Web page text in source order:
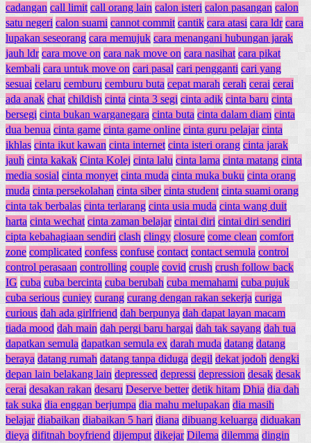
cadangan call limit call orang lain calon isteri calon pasangan calon
satu negeri calon suami cannot commit cantik cara atasi cara ldr cara
lupakan seseorang cara memujuk cara menangani hubungan jarak
jauh ldr cara move on cara nak move on cara nasihat cara pikat
kembali cara untuk move on cari pasal cari pengganti cari yang
sesuai celaru cemburu cemburu buta cepat marah cerah cerai cerai
ada anak chat childish cinta cinta 3 segi cinta adik cinta baru cinta
bersegi cinta bukan warganegara cinta buta cinta dalam diam cinta
dua benua cinta game cinta game online cinta guru pelajar cinta
ikhlas cinta ikut kawan cinta internet cinta isteri orang cinta jarak
jauh cinta kakak Cinta Kolej cinta lalu cinta lama cinta matang cinta
media sosial cinta monyet cinta muda cinta muka buku cinta orang
muda cinta persekolahan cinta siber cinta student cinta suami orang
cinta tak berbalas cinta terlarang cinta usia muda cinta wang duit
harta cinta wechat cinta zaman belajar cintai diri cintai diri sendiri
cipta kebahagiaan sendiri clash clingy closure come clean comfort
zone complicated confess confuse contact contact semula control
control perasaan controlling couple covid crush crush follow back
IG cuba cuba bercinta cuba berubah cuba memahami cuba pujuk
cuba serious cuniey curang curang dengan rakan sekerja curiga
curious dah ada girlfriend dah berpunya dah dapat layan macam
tiada mood dah main dah pergi baru hargai dah tak sayang dah tua
dapatkan semula dapatkan semula ex darah muda datang datang
beraya datang rumah datang tanpa diduga degil dekat jodoh dengki
depan lain belakang lain depressed depressi depression desak desak
cerai desakan rakan desaru Deserve better detik hitam Dhia dia dah
tak suka dia enggan berjumpa dia mahu melupakan dia masih
belajar diabaikan diabaikan 5 hari diana dibuang keluarga diduakan
dieya difitnah boyfriend dijemput dikejar Dilema dilemma dingin